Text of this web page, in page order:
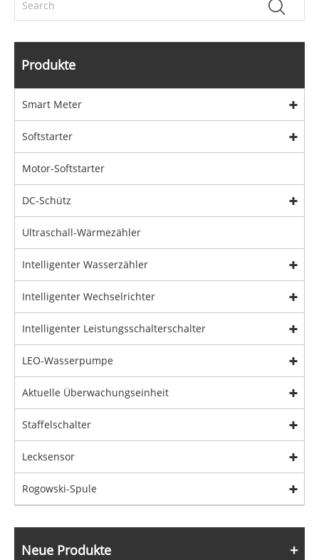
Produkte
Smart Meter
Softstarter
Motor-Softstarter
DC-Schütz
Ultraschall-Wärmezähler
Intelligenter Wasserzähler
Intelligenter Wechselrichter
Intelligenter Leistungsschalterschalter
LEO-Wasserpumpe
Aktuelle Überwachungseinheit
Staffelschalter
Lecksensor
Rogowski-Spule
Neue Produkte